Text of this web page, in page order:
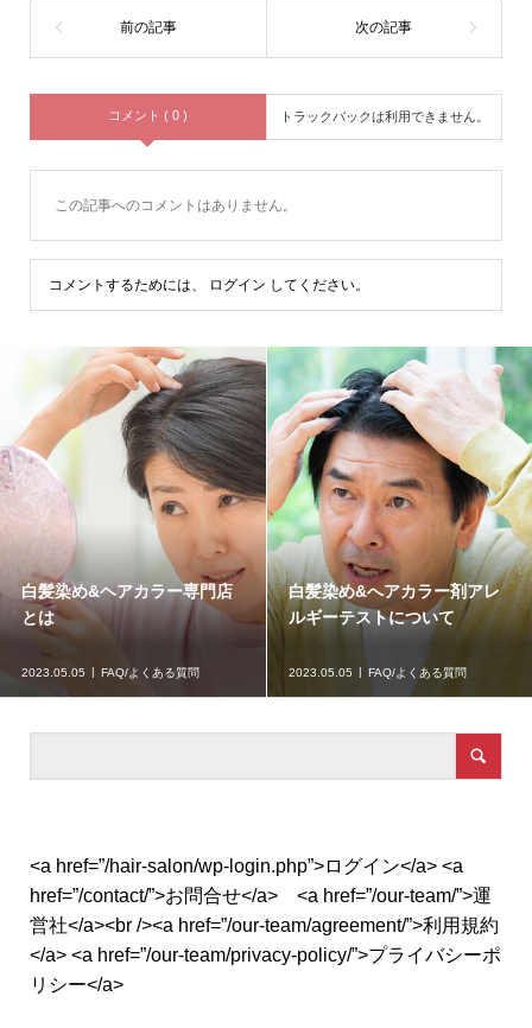
コメント ( 0 ) トラックバックは利用できません。
この記事へのコメントはありません。
コメントするためには、 ログイン してください。
白髪染め&ヘアカラー専門店
とは
2023.05.05 FAQ/よくある質問
白髪染め&へアカラー剤アレ
ルギーテストについて
2023.05.05 FAQ/よくある質問
<a href=”/hair-salon/wp-login.php”>ログイン</a> <a
href=”/contact/”>お問合せ</a> <a href=”/our-team/”>運
営社</a><br /><a href=”/our-team/agreement/”>利用規約
</a> <a href=”/our-team/privacy-policy/”>プライバシーポ
リシー</a>